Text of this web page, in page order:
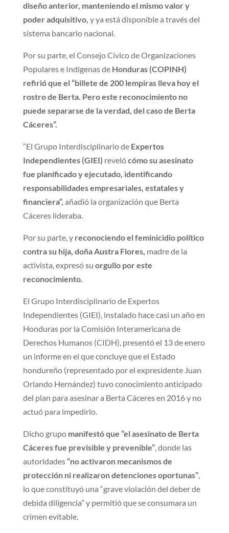
diseño anterior, manteniendo el mismo valor y
poder adquisitivo, y ya está disponible a través del
sistema bancario nacional.
Por su parte, el Consejo Cívico de Organizaciones
Populares e Indígenas deHonduras (COPINH)
refirió que el “billete de 200 lempiras lleva hoy el
rostro de Berta. Pero este reconocimiento no
puede separarse de la verdad, del caso de Berta
Cáceres”.
“El Grupo Interdisciplinario de Expertos
Independientes (GIEI) revelócómo su asesinato
fue planificado y ejecutado, identificando
responsabilidades empresariales, estatales y
financiera”, añadió la organización que Berta
Cáceres lideraba.
Por su parte, y reconociendo el feminicidio político
contra su hija, doña Austra Flores, madre de la
activista, expresó su orgullo por este
reconocimiento.
El Grupo Interdisciplinario de Expertos
Independientes (GIEI), instalado hace casi un año en
Honduras por la Comisión Interamericana de
Derechos Humanos (CIDH), presentó el 13 de enero
un informe en el que concluye que el Estado
hondureño (representado por el expresidente Juan
Orlando Hernández) tuvo conocimiento anticipado
del plan para asesinar a Berta Cáceres en 2016 y no
actuó para impedirlo.
Dicho grupo manifestó que “el asesinato de Berta
Cáceres fue previsible y prevenible”, donde las
autoridades“no activaron mecanismos de
protección ni realizaron detenciones oportunas”,
lo que constituyó una “grave violación del deber de
debida diligencia” y permitió que se consumara un
crimen evitable.